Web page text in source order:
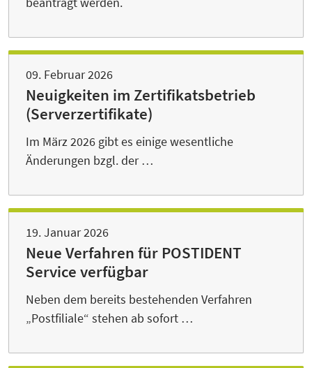
09. Februar 2026
Neuigkeiten im Zertifikatsbetrieb
(Serverzertifikate)
Im März 2026 gibt es einige wesentliche
Änderungen bzgl. der …
19. Januar 2026
Neue Verfahren für POSTIDENT
Service verfügbar
Neben dem bereits bestehenden Verfahren
„Postfiliale“ stehen ab sofort …